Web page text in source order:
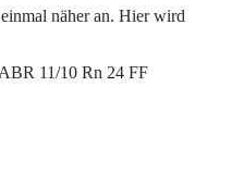
näher an. Hier wird
11/10 Rn 24 FF